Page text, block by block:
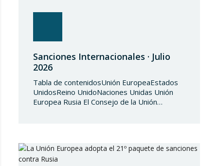
Sanciones Internacionales · Julio
2026
Tabla de contenidosUnión EuropeaEstados
UnidosReino UnidoNaciones Unidas Unión
Europea Rusia El Consejo de la Unión
(UE) 2018/1542 relativo a la adopción de
medidas restrictivas…